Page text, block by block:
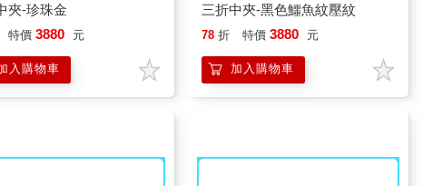
夾-珍珠金
特價 3880 元
入購物車
三折中夾-黑色鱷魚紋壓紋
78 折 特價 3880 元
加入購物車